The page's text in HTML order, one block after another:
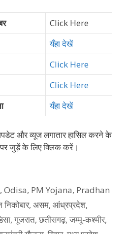
Click Here
यँहा देखें
Click Here
Click Here
यँहा देखें
और व्‍यूज लगातार हासिल करने के
जुड़ें के ल‍िए क्‍ल‍िक करें।
,Odisa, PM Yojana, Pradhan
, असम, आंध्रप्रदेश,
, गूजरात, छतीसगढ़, जम्मू-कश्मीर,